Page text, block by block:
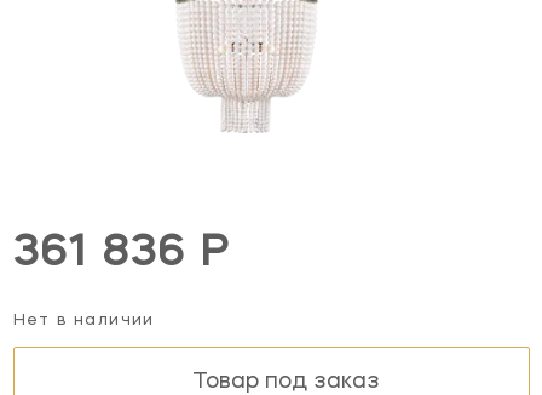
361 836 Р
Нет в наличии
Товар под заказ